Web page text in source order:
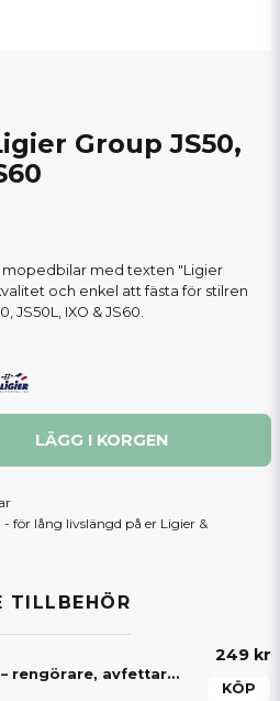
Group JS50,
mopedbilar med texten "Ligier
och enkel att fästa för stilren
JS50L, IXO & JS60.
LÄGG I KORGEN
för lång livslängd på er Ligier &
TILLBEHÖR
Cleaner Activator – rengörare, avfettare och aktivator för mopedbil
249 kr
KÖP